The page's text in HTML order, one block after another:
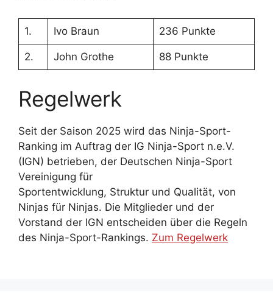
1. Ivo Braun 236 Punkte
2. John Grothe 88 Punkte
Regelwerk
Seit der Saison 2025 wird das Ninja-Sport-
Ranking im Auftrag der IG Ninja-Sport n.e.V.
(IGN) betrieben, der Deutschen Ninja-Sport
Vereinigung für
Sportentwicklung, Struktur und Qualität, von
Ninjas für Ninjas. Die Mitglieder und der
Vorstand der IGN entscheiden über die Regeln
des Ninja-Sport-Rankings. Zum Regelwerk